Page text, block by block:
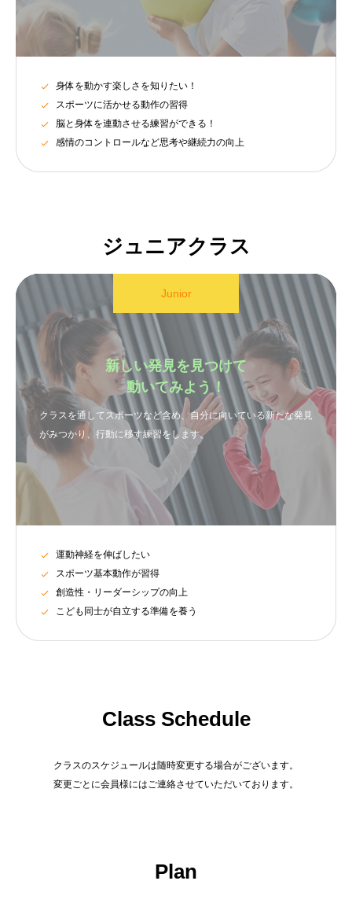
身体を動かす楽しさを知りたい！
スポーツに活かせる動作の習得
脳と身体を連動させる練習ができる！
感情のコントロールなど思考や継続力の向上
ジュニアクラス
Junior
新しい発見を見つけて
動いてみよう！
クラスを通してスポーツなど含め、自分に向いている新たな発見
がみつかり、行動に移す練習をします。
運動神経を伸ばしたい
スポーツ基本動作が習得
創造性・リーダーシップの向上
こども同士が自立する準備を養う
Class Schedule
クラスのスケジュールは随時変更する場合がございます。
変更ごとに会員様にはご連絡させていただいております。
Plan